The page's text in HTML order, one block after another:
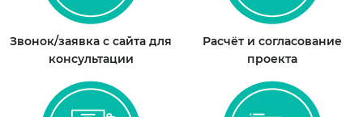
Звонок/заявка с сайта для
консультации
Расчёт и согласование
проекта